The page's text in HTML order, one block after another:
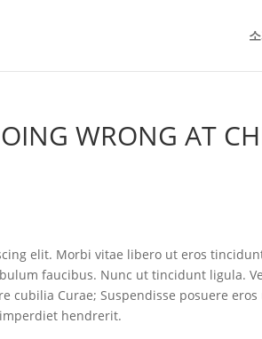
WRONG AT
elit. Morbi vitae libero ut eros
faucibus. Nunc ut tincidunt ligula.
cubilia Curae; Suspendisse posuere
hendrerit.